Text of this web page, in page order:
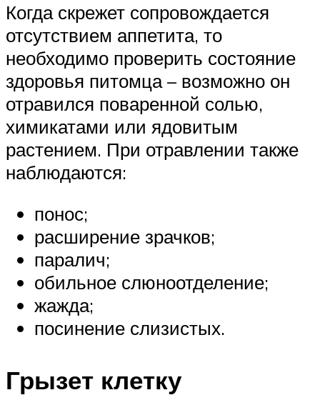
Когда скрежет сопровождается
отсутствием аппетита, то
необходимо проверить состояние
здоровья питомца – возможно он
отравился поваренной солью,
химикатами или ядовитым
растением. При отравлении также
наблюдаются:
понос;
расширение зрачков;
паралич;
обильное слюноотделение;
жажда;
посинение слизистых.
Грызет клетку